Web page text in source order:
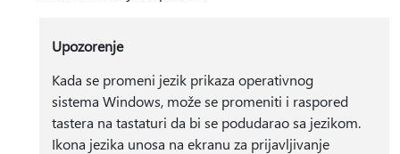
Upozorenje
Kada se promeni jezik prikaza operativnog
sistema Windows, može se promeniti i raspored
tastera na tastaturi da bi se podudarao sa jezikom.
Ikona jezika unosa na ekranu za prijavljivanje